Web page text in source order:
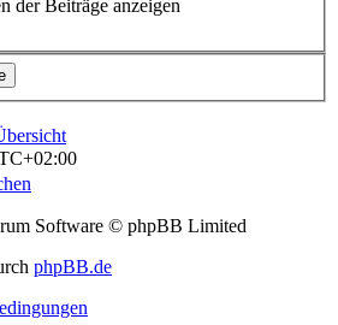
der Beiträge anzeigen
Software © phpBB Limited
phpBB.de